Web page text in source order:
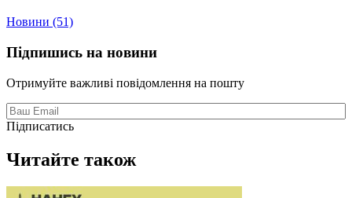
Новини (51)
Підпишись на новини
Отримуйте важливі повідомлення на пошту
Підписатись
Читайте також